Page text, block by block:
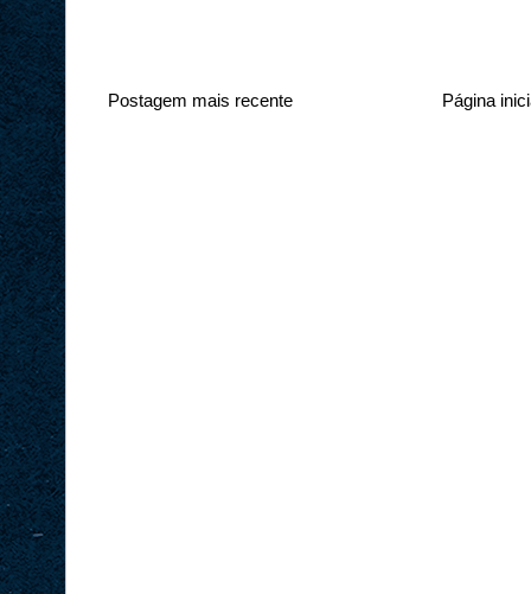
Postagem mais recente Página